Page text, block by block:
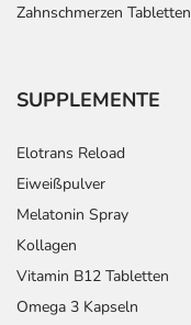
Zahnschmerzen Tabletten
SUPPLEMENTE
Elotrans Reload
Eiweißpulver
Melatonin Spray
Kollagen
Vitamin B12 Tabletten
Omega 3 Kapseln